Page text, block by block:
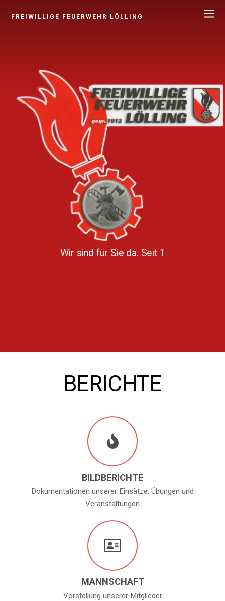
FREIWILLIGE FEUERWEHR LÖLLING
Wir sind für Sie da.Seit 1912
BERICHTE
BILDBERICHTE
Dokumentationen unserer Einsätze, Übungen und
Veranstaltungen
MANNSCHAFT
Vorstellung unserer Mitglieder